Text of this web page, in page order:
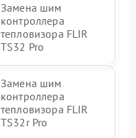
Замена шим
контроллера
тепловизора FLIR
TS32 Pro
Замена шим
контроллера
тепловизора FLIR
TS32r Pro